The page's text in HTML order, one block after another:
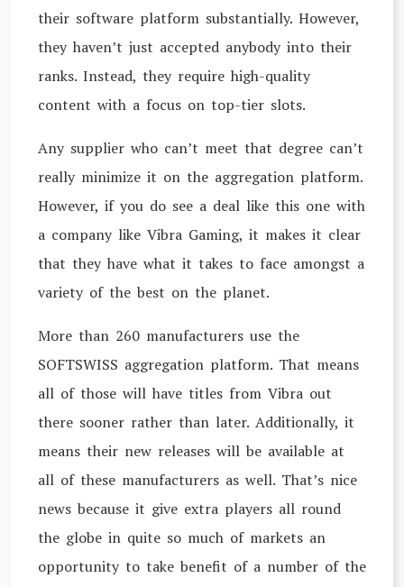
their software platform substantially. However,
they haven’t just accepted anybody into their
ranks. Instead, they require high-quality
content with a focus on top-tier slots.
Any supplier who can’t meet that degree can’t
really minimize it on the aggregation platform.
However, if you do see a deal like this one with
a company like Vibra Gaming, it makes it clear
that they have what it takes to face amongst a
variety of the best on the planet.
More than 260 manufacturers use the
SOFTSWISS aggregation platform. That means
all of those will have titles from Vibra out
there sooner rather than later. Additionally, it
means their new releases will be available at
all of these manufacturers as well. That’s nice
news because it give extra players all round
the globe in quite so much of markets an
opportunity to take benefit of a number of the